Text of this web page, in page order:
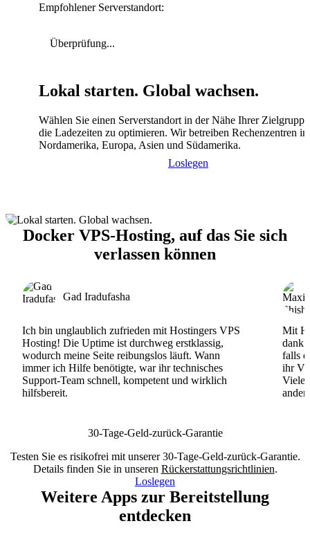
Empfohlener Serverstandort:
Überprüfung...
Lokal starten. Global wachsen.
Wählen Sie einen Serverstandort in der Nähe Ihrer
die Ladezeiten zu optimieren. Wir betreiben Rechenzentren in
Nordamerika, Europa, Asien und Südamerika.
Loslegen
Docker VPS-Hosting, auf das Sie sich
verlassen können
Gad Iradufasha
Ich bin unglaublich zufrieden mit Hostingers VPS
Hosting! Die Uptime ist durchweg erstklassig,
wodurch meine Seite reibungslos läuft. Wann
immer ich Hilfe benötigte, war ihr technisches
Support-Team schnell, kompetent und wirklich
hilfsbereit.
Mit
dank
falls
ihr
30-Tage-Geld-zurück-Garantie
Testen Sie es risikofrei mit unserer 30-Tage-Geld-zurück-Garantie.
Details finden Sie in unseren Rückerstattungsrichtlinien.
Loslegen
Weitere Apps zur Bereitstellung
entdecken